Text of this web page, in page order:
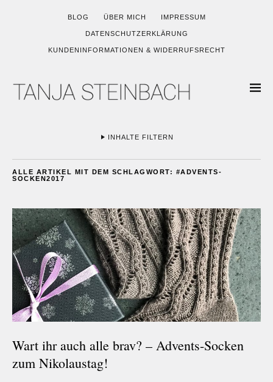
BLOG ÜBER MICH IMPRESSUM
DATENSCHUTZERKLÄRUNG
KUNDENINFORMATIONEN & WIDERRUFSRECHT
INHALTE FILTERN
ALLE ARTIKEL MIT DEM SCHLAGWORT: #ADVENTS-
SOCKEN2017
Wart ihr auch alle brav? – Advents-Socken
zum Nikolaustag!